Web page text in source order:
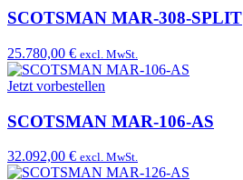
SCOTSMAN MAR-308-SPLIT
25.780,00 € excl. MwSt.
Jetzt vorbestellen
SCOTSMAN MAR-106-AS
32.092,00 € excl. MwSt.